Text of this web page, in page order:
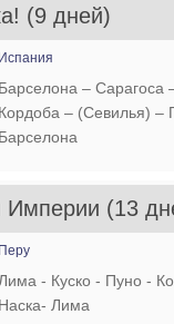
(9 дней)
Испания
Барселона –
Кордоба – (Севилья) –
Барселона
Империи (13
Перу
Лима - Куско - Пуно -
Наска- Лима